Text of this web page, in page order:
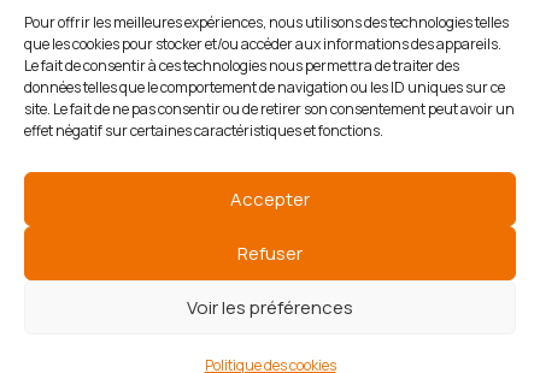
Pour offrir les meilleures expériences, nous utilisons des technologies telles
que les cookies pour stocker et/ou accéder aux informations des appareils.
Le fait de consentir à ces technologies nous permettra de traiter des
données telles que le comportement de navigation ou les ID uniques sur ce
site. Le fait de ne pas consentir ou de retirer son consentement peut avoir un
effet négatif sur certaines caractéristiques et fonctions.
Accepter
Refuser
Voir les préférences
Politique des cookies
© HORIZON IMMOBILIER
Mentions légales
Politique des cookies